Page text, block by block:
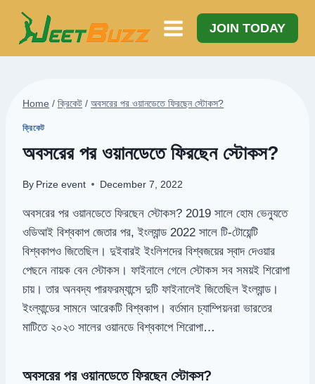
Skip
content
JOIN TODAY
Home / ক্রিকেট / অবসরের পর ওয়ানডেতে ফিরছেন স্টোকস?
ক্রিকেট
অবসরের পর ওয়ানডেতে ফিরছেন স্টোকস?
By Prize event December 7, 2022
অবসরের পর ওয়ানডেতে ফিরছেন স্টোকস? 2019 সালে হোম ভেন্যুতে
ওডিআই বিশ্বকাপ জেতার পর, ইংল্যান্ড 2022 সালে টি-টোয়েন্টি
বিশ্বকাপও জিতেছিল। দুইবারই ইংলিশদের বিশ্বজয়ের স্বাদ দেওয়ার
পেছনে নায়ক বেন স্টোকস। ফাইনালে গেলে স্টোকস সব সময়ই শিরোপা
চায়। তার অনবদ্য পারফরম্যান্সে দুটি ফাইনালেই জিতেছিল ইংল্যান্ড।
ইংল্যান্ডের সামনে আরেকটি বিশ্বকাপ। বর্তমান চ্যাম্পিয়নরা ভারতের
মাটিতে ২০২৩ সালের ওয়ানডে বিশ্বকাপে শিরোপা…
অবসরের পর ওয়ানডেতে ফিরছেন স্টোকস?